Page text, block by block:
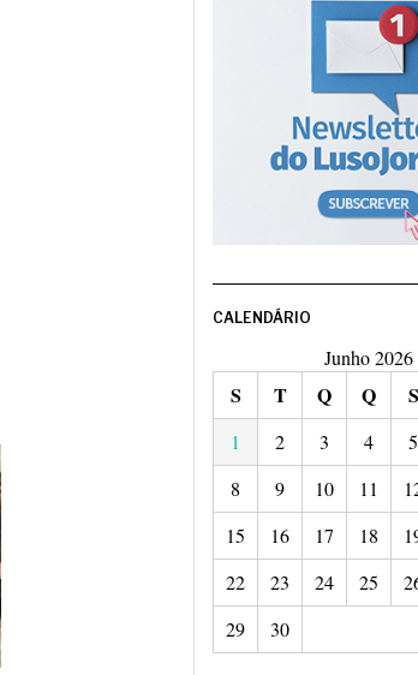
CALENDÁRIO
Junho 2026
S T Q Q S
1 2 3 4 5
8
9 10 11
15
16 17 18
22
23 24 25
29
30